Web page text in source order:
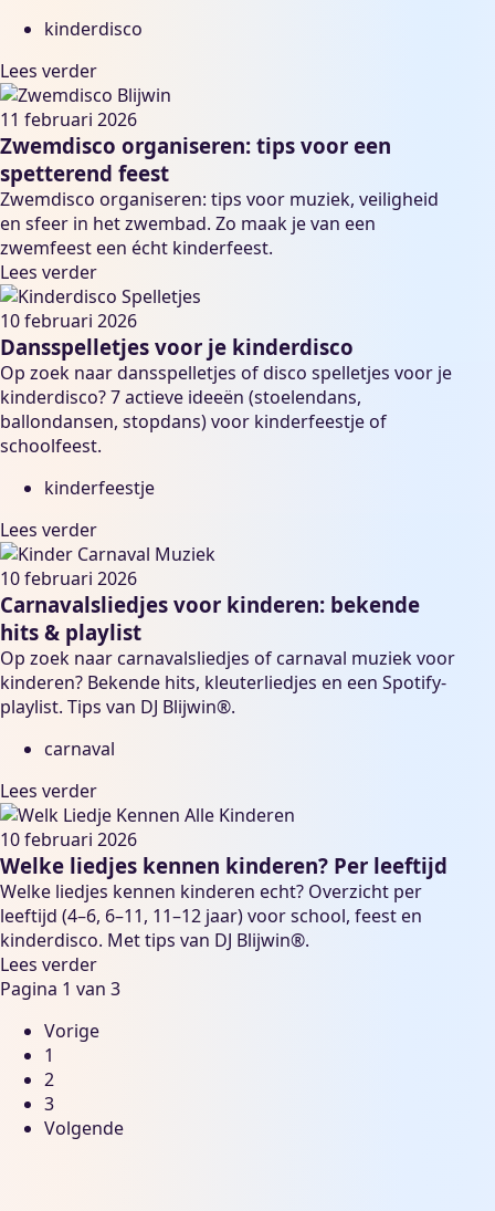
kinderdisco
Lees verder
11 februari 2026
Zwemdisco organiseren: tips voor een
spetterend feest
Zwemdisco organiseren: tips voor muziek, veiligheid
en sfeer in het zwembad. Zo maak je van een
zwemfeest een écht kinderfeest.
Lees verder
10 februari 2026
Dansspelletjes voor je kinderdisco
Op zoek naar dansspelletjes of disco spelletjes voor je
kinderdisco? 7 actieve ideeën (stoelendans,
ballondansen, stopdans) voor kinderfeestje of
schoolfeest.
kinderfeestje
Lees verder
10 februari 2026
Carnavalsliedjes voor kinderen: bekende
hits & playlist
Op zoek naar carnavalsliedjes of carnaval muziek voor
kinderen? Bekende hits, kleuterliedjes en een Spotify-
playlist. Tips van DJ Blijwin®.
carnaval
Lees verder
10 februari 2026
Welke liedjes kennen kinderen? Per leeftijd
Welke liedjes kennen kinderen echt? Overzicht per
leeftijd (4–6, 6–11, 11–12 jaar) voor school, feest en
kinderdisco. Met tips van DJ Blijwin®.
Lees verder
Pagina 1 van 3
Vorige
1
2
3
Volgende